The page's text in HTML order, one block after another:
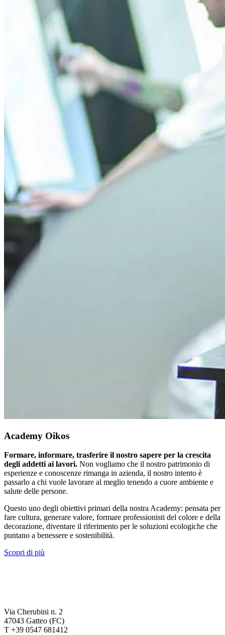
Academy Oikos
Formare, informare, trasferire il nostro sapere per la crescita
degli addetti ai lavori. Non vogliamo che il nostro patrimonio di
esperienze e conoscenze rimanga in azienda, il nostro intento è
passarlo a chi vuole lavorare al meglio tenendo a cuore ambiente e
salute delle persone.
Questo uno degli obiettivi primari della nostra Academy: pensata per
fare cultura, generare valore, formare professionisti del colore e della
decorazione, diventare il riferimento per le soluzioni ecologiche che
puntano a benessere e sostenibilità.
Scopri di più
Via Cherubini n. 2
47043 Gatteo (FC)
T +39 0547 681412